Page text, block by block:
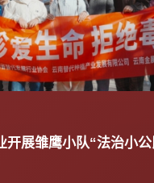
开展雏鹰小队“法治小